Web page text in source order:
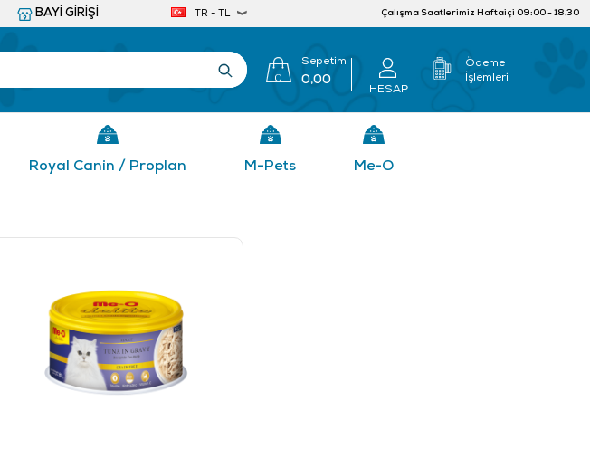
BAYI GIRIŞI TR - TL Çalışma Saatlerimiz Haftaiçi 09:00 - 18.30
Sepetim
0,00
0
HESAP
Ödeme
İşlemleri
Royal Canin / Proplan M-Pets Me-O